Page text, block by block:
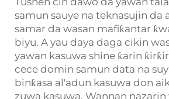
samun sauye na teknasujin da
samar da wasan mafiƙantar
biyu. A yau daya daga cikin
yawan kasuwa shine ƙarin
cece domin samun data na
binƙasa al'adun kasuwa don
zuwa kasuwa. Wannan nazarin